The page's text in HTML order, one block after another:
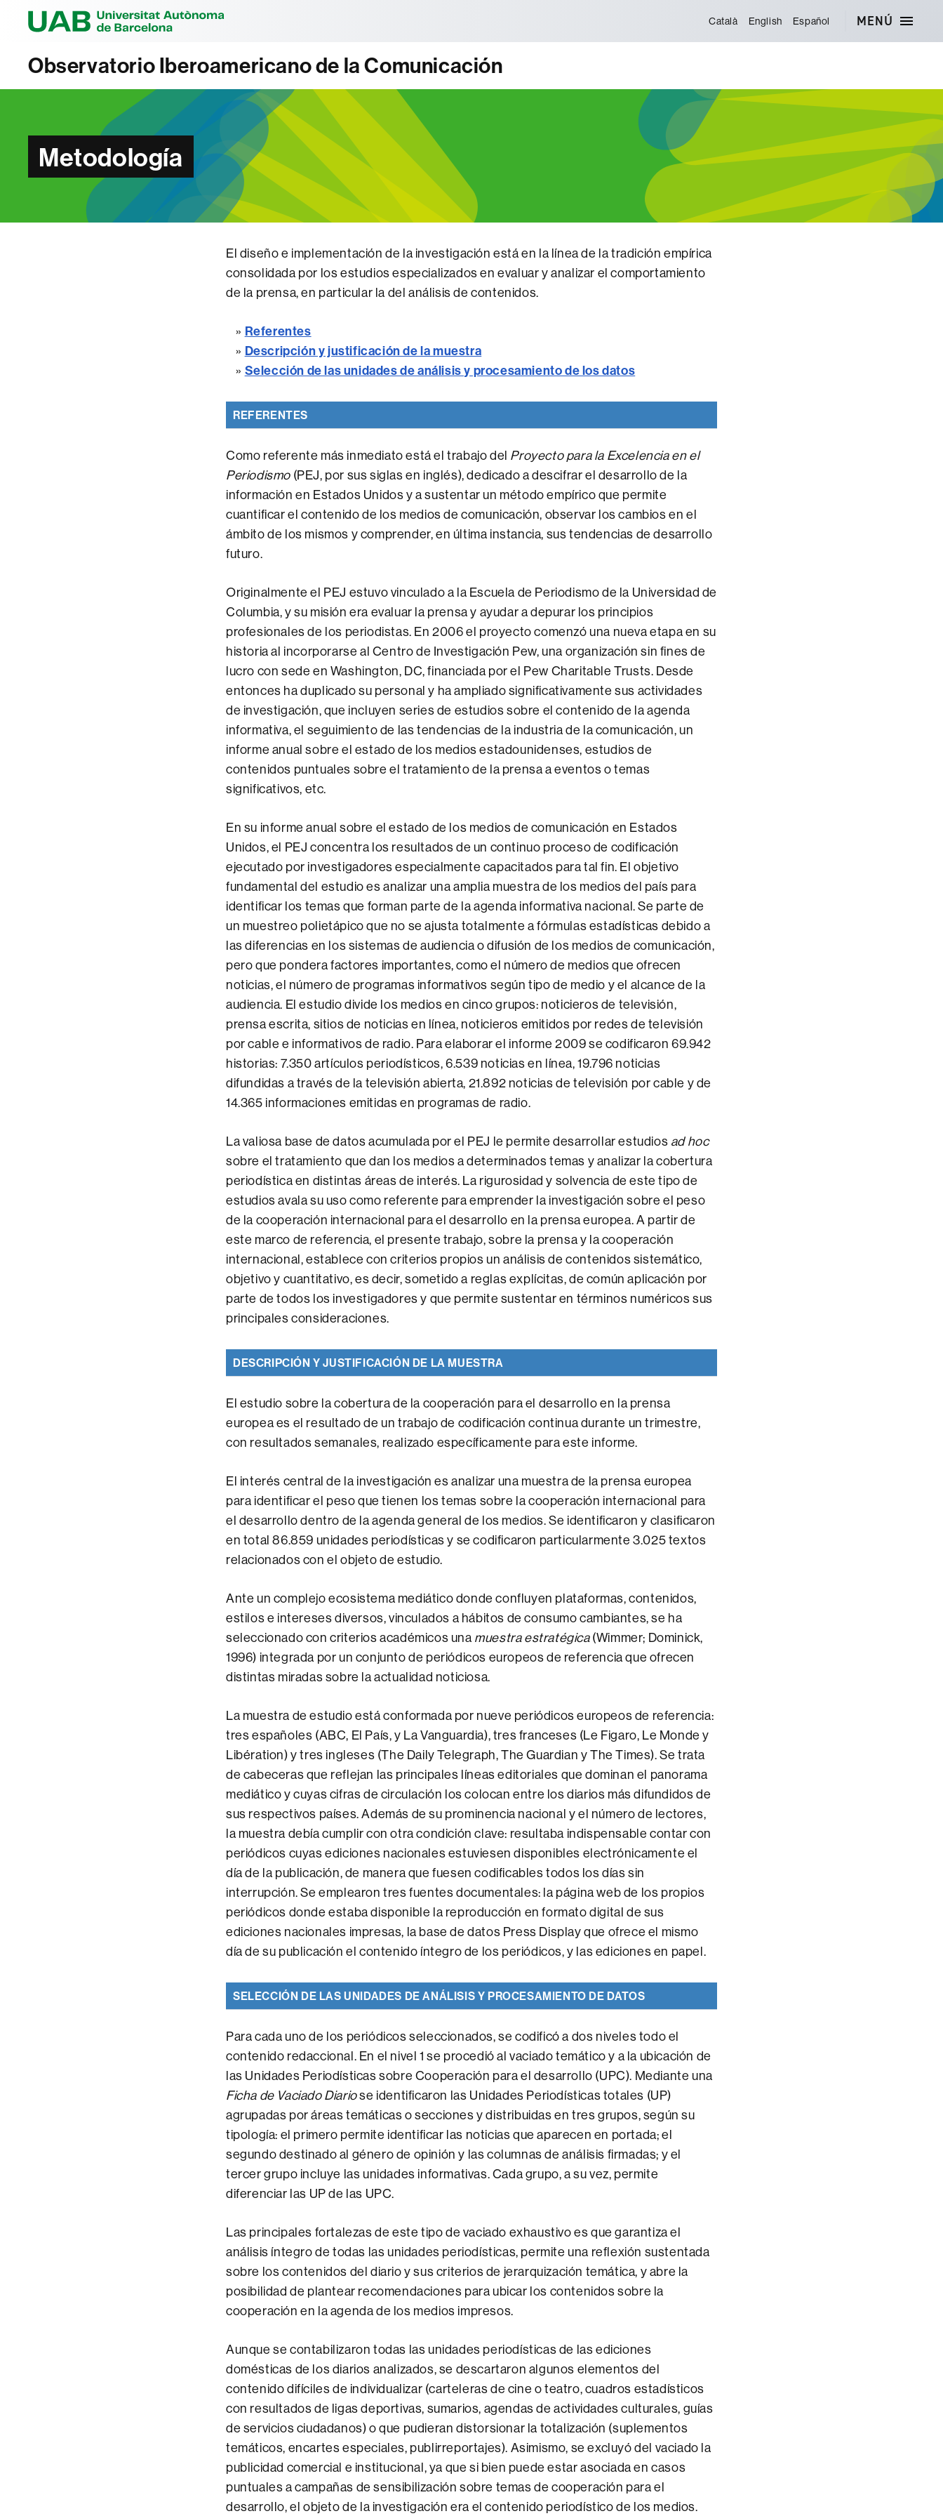
Català English Español MENÚ
Observatorio Iberoamericano de la Comunicación
Metodología
El diseño e implementación de la investigación está en la línea de la tradición empírica
consolidada por los estudios especializados en evaluar y analizar el comportamiento
de la prensa, en particular la del análisis de contenidos.
» Referentes
» Descripción y justificación de la muestra
» Selección de las unidades de análisis y procesamiento de los datos
REFERENTES
Como referente más inmediato está el trabajo del Proyecto para la Excelencia en el
Periodismo (PEJ, por sus siglas en inglés), dedicado a descifrar el desarrollo de la
información en Estados Unidos y a sustentar un método empírico que permite
cuantificar el contenido de los medios de comunicación, observar los cambios en el
ámbito de los mismos y comprender, en última instancia, sus tendencias de desarrollo
futuro.
Originalmente el PEJ estuvo vinculado a la Escuela de Periodismo de la Universidad de
Columbia, y su misión era evaluar la prensa y ayudar a depurar los principios
profesionales de los periodistas. En 2006 el proyecto comenzó una nueva etapa en su
historia al incorporarse al Centro de Investigación Pew, una organización sin fines de
lucro con sede en Washington, DC, financiada por el Pew Charitable Trusts. Desde
entonces ha duplicado su personal y ha ampliado significativamente sus actividades
de investigación, que incluyen series de estudios sobre el contenido de la agenda
informativa, el seguimiento de las tendencias de la industria de la comunicación, un
informe anual sobre el estado de los medios estadounidenses, estudios de
contenidos puntuales sobre el tratamiento de la prensa a eventos o temas
significativos, etc.
En su informe anual sobre el estado de los medios de comunicación en Estados
Unidos, el PEJ concentra los resultados de un continuo proceso de codificación
ejecutado por investigadores especialmente capacitados para tal fin. El objetivo
fundamental del estudio es analizar una amplia muestra de los medios del país para
identificar los temas que forman parte de la agenda informativa nacional. Se parte de
un muestreo polietápico que no se ajusta totalmente a fórmulas estadísticas debido a
las diferencias en los sistemas de audiencia o difusión de los medios de comunicación,
pero que pondera factores importantes, como el número de medios que ofrecen
noticias, el número de programas informativos según tipo de medio y el alcance de la
audiencia. El estudio divide los medios en cinco grupos: noticieros de televisión,
prensa escrita, sitios de noticias en línea, noticieros emitidos por redes de televisión
por cable e informativos de radio. Para elaborar el informe 2009 se codificaron 69.942
historias: 7.350 artículos periodísticos, 6.539 noticias en línea, 19.796 noticias
difundidas a través de la televisión abierta, 21.892 noticias de televisión por cable y de
14.365 informaciones emitidas en programas de radio.
La valiosa base de datos acumulada por el PEJ le permite desarrollar estudios ad hoc
sobre el tratamiento que dan los medios a determinados temas y analizar la cobertura
periodística en distintas áreas de interés. La rigurosidad y solvencia de este tipo de
estudios avala su uso como referente para emprender la investigación sobre el peso
de la cooperación internacional para el desarrollo en la prensa europea. A partir de
este marco de referencia, el presente trabajo, sobre la prensa y la cooperación
internacional, establece con criterios propios un análisis de contenidos sistemático,
objetivo y cuantitativo, es decir, sometido a reglas explícitas, de común aplicación por
parte de todos los investigadores y que permite sustentar en términos numéricos sus
principales consideraciones.
DESCRIPCIÓN Y JUSTIFICACIÓN DE LA MUESTRA
El estudio sobre la cobertura de la cooperación para el desarrollo en la prensa
europea es el resultado de un trabajo de codificación continua durante un trimestre,
con resultados semanales, realizado específicamente para este informe.
El interés central de la investigación es analizar una muestra de la prensa europea
para identificar el peso que tienen los temas sobre la cooperación internacional para
el desarrollo dentro de la agenda general de los medios. Se identificaron y clasificaron
en total 86.859 unidades periodísticas y se codificaron particularmente 3.025 textos
relacionados con el objeto de estudio.
Ante un complejo ecosistema mediático donde confluyen plataformas, contenidos,
estilos e intereses diversos, vinculados a hábitos de consumo cambiantes, se ha
seleccionado con criterios académicos una muestra estratégica(Wimmer; Dominick,
1996) integrada por un conjunto de periódicos europeos de referencia que ofrecen
distintas miradas sobre la actualidad noticiosa.
La muestra de estudio está conformada por nueve periódicos europeos de referencia:
tres españoles (ABC, El País, y La Vanguardia), tres franceses (Le Figaro, Le Monde y
Libération) y tres ingleses (The Daily Telegraph, The Guardian y The Times). Se trata
de cabeceras que reflejan las principales líneas editoriales que dominan el panorama
mediático y cuyas cifras de circulación los colocan entre los diarios más difundidos de
sus respectivos países. Además de su prominencia nacional y el número de lectores,
la muestra debía cumplir con otra condición clave: resultaba indispensable contar con
periódicos cuyas ediciones nacionales estuviesen disponibles electrónicamente el
día de la publicación, de manera que fuesen codificables todos los días sin
interrupción. Se emplearon tres fuentes documentales: la página web de los propios
periódicos donde estaba disponible la reproducción en formato digital de sus
ediciones nacionales impresas, la base de datos Press Display que ofrece el mismo
día de su publicación el contenido íntegro de los periódicos, y las ediciones en papel.
SELECCIÓN DE LAS UNIDADES DE ANÁLISIS Y PROCESAMIENTO DE DATOS
Para cada uno de los periódicos seleccionados, se codificó a dos niveles todo el
contenido redaccional. En el nivel 1 se procedió al vaciado temático y a la ubicación de
las Unidades Periodísticas sobre Cooperación para el desarrollo (UPC). Mediante una
Ficha de Vaciado Diariose identificaron las Unidades Periodísticas totales (UP)
agrupadas por áreas temáticas o secciones y distribuidas en tres grupos, según su
tipología: el primero permite identificar las noticias que aparecen en portada; el
segundo destinado al género de opinión y las columnas de análisis firmadas; y el
tercer grupo incluye las unidades informativas. Cada grupo, a su vez, permite
diferenciar las UP de las UPC.
Las principales fortalezas de este tipo de vaciado exhaustivo es que garantiza el
análisis íntegro de todas las unidades periodísticas, permite una reflexión sustentada
sobre los contenidos del diario y sus criterios de jerarquización temática, y abre la
posibilidad de plantear recomendaciones para ubicar los contenidos sobre la
cooperación en la agenda de los medios impresos.
Aunque se contabilizaron todas las unidades periodísticas de las ediciones
domésticas de los diarios analizados, se descartaron algunos elementos del
contenido difíciles de individualizar (carteleras de cine o teatro, cuadros estadísticos
con resultados de ligas deportivas, sumarios, agendas de actividades culturales, guías
de servicios ciudadanos) o que pudieran distorsionar la totalización (suplementos
temáticos, encartes especiales, publirreportajes). Asimismo, se excluyó del vaciado la
publicidad comercial e institucional, ya que si bien puede estar asociada en casos
puntuales a campañas de sensibilización sobre temas de cooperación para el
desarrollo, el objeto de la investigación era el contenido periodístico de los medios.